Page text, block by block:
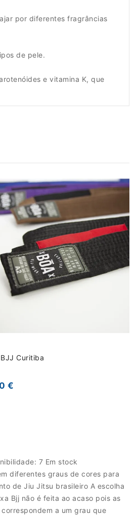
por diferentes fragrâncias
de pele.
e vitamina K, que
Curitiba
€
7 Em stock
diferentes graus de cores para
de Jiu Jitsu brasileiro A escolha
Bjj não é feita ao acaso pois as
a um grau que